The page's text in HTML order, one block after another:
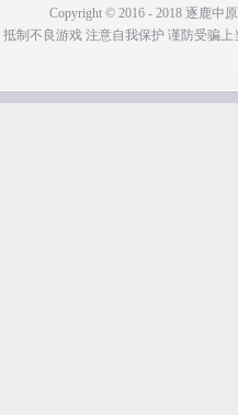
Copyright © 2016 - 2018 逐鹿中
抵制不良游戏 注意自我保护 谨防受骗